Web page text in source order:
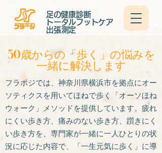
足の健康診断
​トータルフットケア
​出張測定
​50歳からの「歩く」の悩みを
一緒に解決します
​フラポジでは、神奈川県横浜市を拠点にオー
ソティクスを用いてほねで歩く「オーソほね
ウォーク」メソッドを提供しています。疲れ
にくい歩き方、痛みのない歩き方、躓きにく
い歩き方を、専門家が一緒に一人ひとりの状
況に応じた内容で、「一生元気に歩く」に導